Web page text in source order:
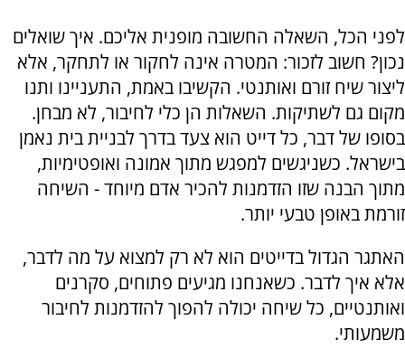
לפני הכל, השאלה החשובה מופנית אליכם. איך שואלים
נכון? חשוב לזכור: המטרה אינה לחקור או לתחקר, אלא
ליצור שיח זורם ואותנטי. הקשיבו באמת, התעניינו ותנו
מקום גם לשתיקות. השאלות הן כלי לחיבור, לא מבחן.
בסופו של דבר, כל דייט הוא צעד בדרך לבניית בית נאמן
בישראל. כשניגשים למפגש מתוך אמונה ואופטימיות,
מתוך הבנה שזו הזדמנות להכיר אדם מיוחד - השיחה
זורמת באופן טבעי יותר.
האתגר הגדול בדייטים הוא לא רק למצוא על מה לדבר,
אלא איך לדבר. כשאנחנו מגיעים פתוחים, סקרנים
ואותנטיים, כל שיחה יכולה להפוך להזדמנות לחיבור
משמעותי.